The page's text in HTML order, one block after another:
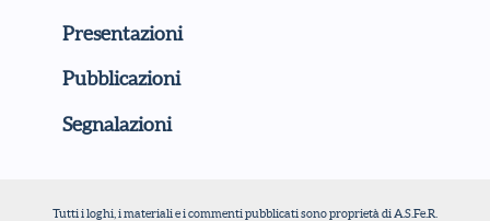
Presentazioni
Pubblicazioni
Segnalazioni
Tutti i loghi, i materiali e i commenti pubblicati sono proprietà di A.S.Fe.R.